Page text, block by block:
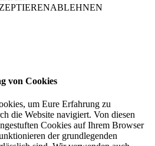
ABLEHNEN
von Cookies
um Eure Erfahrung zu
die Website navigiert. Von diesen
Cookies auf Ihrem Browser
der grundlegenden